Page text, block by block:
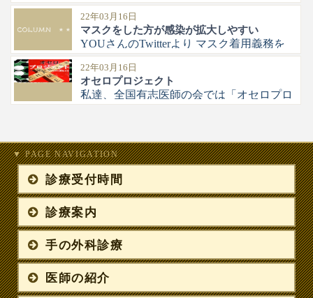
ン接種の即時中止と、深刻な人権侵害をき
たす現在 の感染症対策の是正を強く求め
ます。 下記の登録者フォームからご署名
お願いいたします。 https://onl.
22年03月16日
マスクをした方が感染が拡大しやすい
YOUさんのTwitterより マスク着用義務を
イギリス（青）が廃止し、スコットランド
（橙）は継続した。 スコットランドは、
イギリスよりも遥かに酷く感染が拡大する
ようになった。 マスクをした方が、感
22年03月16日
オセロプロジェクト
私達、全国有志医師の会では「オセロプロ
へのワクチン接種中止及び副反応情報等の
周
▼ PAGE NAVIGATION
診療受付時間
診療案内
手の外科診療
医師の紹介